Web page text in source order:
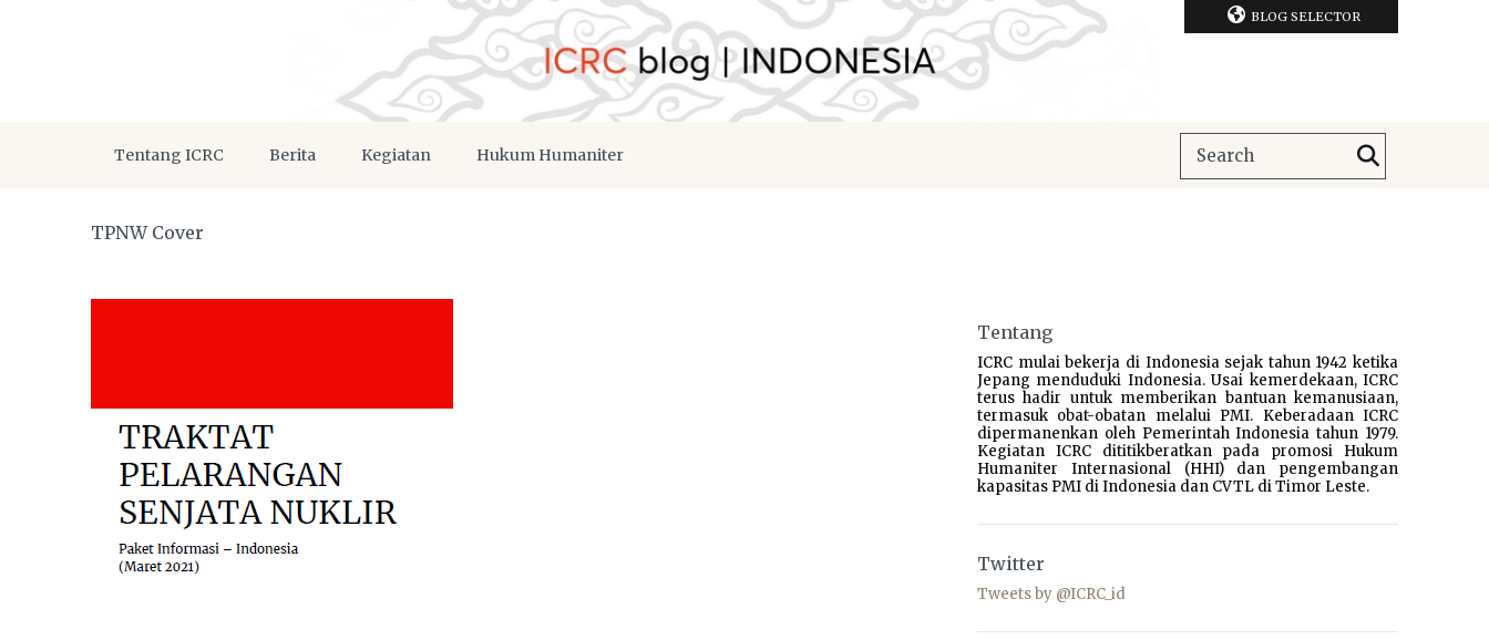
BLOG SELECTOR
Tentang ICRC Berita Kegiatan Hukum Humaniter
TPNW Cover
Tentang
ICRC mulai bekerja di Indonesia sejak tahun 1942 ketika
Jepang menduduki Indonesia. Usai kemerdekaan, ICRC
terus hadir untuk memberikan bantuan kemanusiaan,
termasuk obat-obatan melalui PMI. Keberadaan ICRC
dipermanenkan oleh Pemerintah Indonesia tahun 1979.
Kegiatan ICRC dititikberatkan pada promosi Hukum
Humaniter Internasional (HHI) dan pengembangan
kapasitas PMI di Indonesia dan CVTL di Timor Leste.
Twitter
Tweets by @ICRC_id